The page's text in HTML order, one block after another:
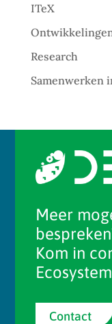
ITeX
Research
Samenwerken
Meer
Kom in
Contact